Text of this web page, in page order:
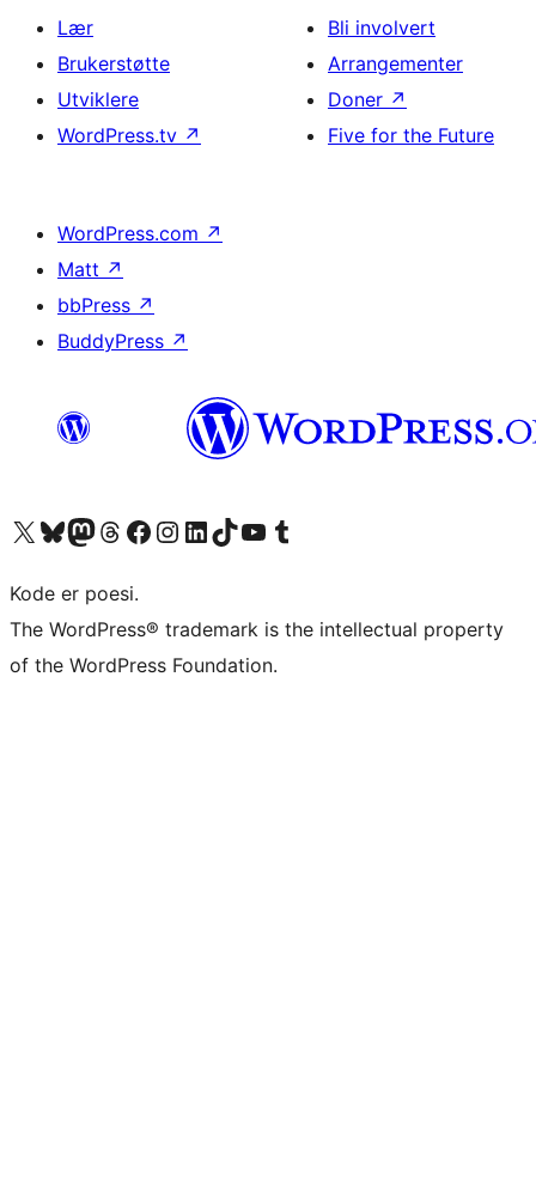
Lær
Brukerstøtte
Utviklere
WordPress.tv ↗
Bli involvert
Arrangementer
Doner ↗
Five for the Future
WordPress.com ↗
Matt ↗
bbPress ↗
BuddyPress ↗
Besøk vår konto på X Visit our Bluesky account
Besøk vår Mastodon-konto
Visit our Threads account
Besøk vår Facebook-sideBesøk vår Instagram-konto
Besøk vår LinkedIn-konto
Visit our TikTok account
Visit our YouTube channel
Visit our Tumblr account
Kode er poesi.
The WordPress® trademark is the intellectual property
of the WordPress Foundation.